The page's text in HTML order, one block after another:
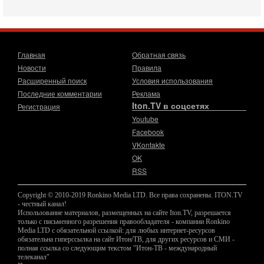
Израиль готов ударить по Ирану!
В эфире телеканала ITON-TV Григорий Тамар, офицер
ЦАХАЛа в отставке, писатель, журналист, военный историк.
Ведет программу Александр Гур-Арье.
3-08-2026, 15:23
Иран задыхается. КСИР готовит удар! Россия теряет
последних союзников. Путин - псих!
В эфире ITON-TV доктор Эльдар Намазов , историк,
политолог, в прошлом – помощник Президента
Азербайджана Гейдара Алиева . Ведет программу
3-08-2026, 11:09
Выборы в Израиле в опасности?! ШАБАК формирует
спецотдел
В этом выпуске мы разбираем одну из самых тревожных
тем израильской политики. Известно, что израильская
Служба общей безопасности (ШАБАК) создала
3-08-2026, 08:32
Главная
Новости
Расширенный поиск
Последние комментарии
Регистрация
Обратная связь
Правила
Условия использования
Реклама
Iton.TV в соцсетях
Youtube
Facebook
VKontakte
OK
RSS
Copyright © 2010-2019 Ronkino Media LTD. Все права сохранены. ITON.TV
- честный канал!
Использование материалов, размещенных на сайте Iton.TV, разрешается
только с письменного разрешения правообладателя - компании Ronkino
Media LTD с обязательной ссылкой: для любых интернет-ресурсов
обязательна гиперссылка на сайт Итон/ТВ, для других ресурсов и СМИ -
полная ссылка со следующим текстом "Итон-ТВ - международный
телеканал"